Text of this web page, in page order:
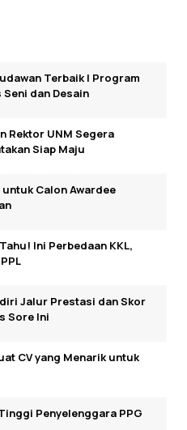
Terbaik I Program
dan Desain
Rektor UNM Segera
Siap Maju
Calon Awardee
Ini Perbedaan KKL,
Jalur Prestasi dan Skor
Sore Ini
CV yang Menarik untuk
Penyelenggara PPG